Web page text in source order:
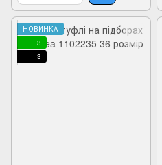
НОВИНКА
3
3